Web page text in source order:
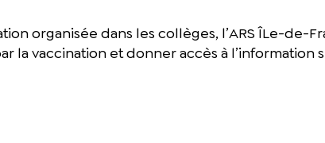
organisée dans les collèges, l’ARS ÎLe-de-
vaccination et donner accès à l’information